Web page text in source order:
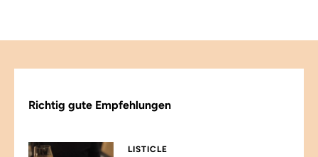
Richtig gute Empfehlungen
LISTICLE